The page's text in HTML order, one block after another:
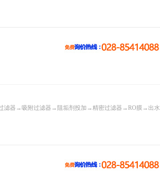
滤器→吸附过滤器→阻垢剂投加→精密过滤器→RO膜→出水